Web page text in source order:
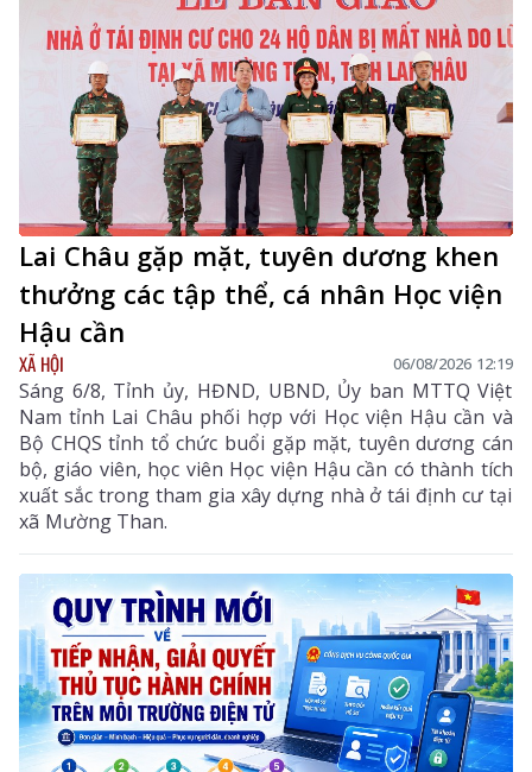
Lai Châu gặp mặt, tuyên dương khen
thưởng các tập thể, cá nhân Học viện
Hậu cần
XÃ HỘI 06/08/2026 12:19
Sáng 6/8, Tỉnh ủy, HĐND, UBND, Ủy ban MTTQ Việt
Nam tỉnh Lai Châu phối hợp với Học viện Hậu cần và
Bộ CHQS tỉnh tổ chức buổi gặp mặt, tuyên dương cán
bộ, giáo viên, học viên Học viện Hậu cần có thành tích
xuất sắc trong tham gia xây dựng nhà ở tái định cư tại
xã Mường Than.